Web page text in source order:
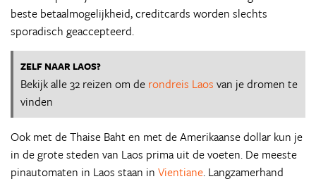
beste betaalmogelijkheid, creditcards worden slechts
sporadisch geaccepteerd.
ZELF NAAR LAOS?
Bekijk alle 32 reizen om de rondreis Laos van je dromen te
vinden
Ook met de Thaise Baht en met de Amerikaanse dollar kun je
in de grote steden van Laos prima uit de voeten. De meeste
pinautomaten in Laos staan in Vientiane. Langzamerhand